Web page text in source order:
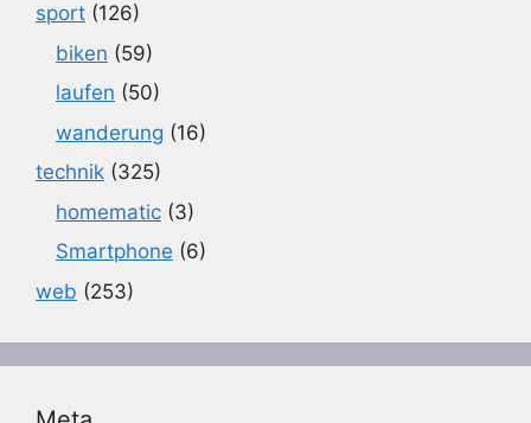
sport (126)
biken (59)
laufen (50)
wanderung (16)
technik (325)
homematic (3)
Smartphone (6)
web (253)